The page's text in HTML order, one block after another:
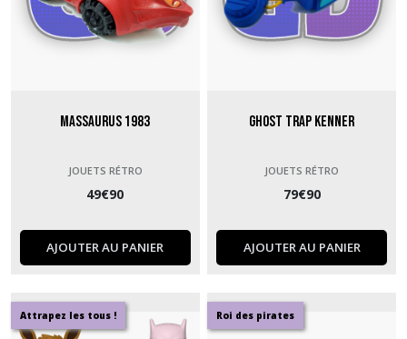
Massaurus 1983
JOUETS RÉTRO
49€90
AJOUTER AU PANIER
Ghost Trap Kenner
JOUETS RÉTRO
79€90
AJOUTER AU PANIER
Attrapez les tous ! Roi des pirates